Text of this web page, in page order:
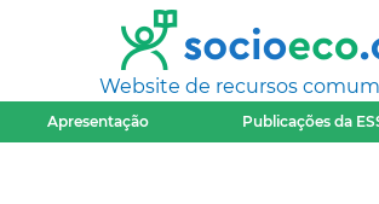
Website de recursos
Apresentação Publicações da